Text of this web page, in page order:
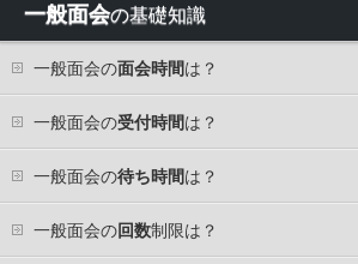
一般面会の基礎知識
一般面会の面会時間は？
一般面会の受付時間は？
一般面会の待ち時間は？
一般面会の回数制限は？